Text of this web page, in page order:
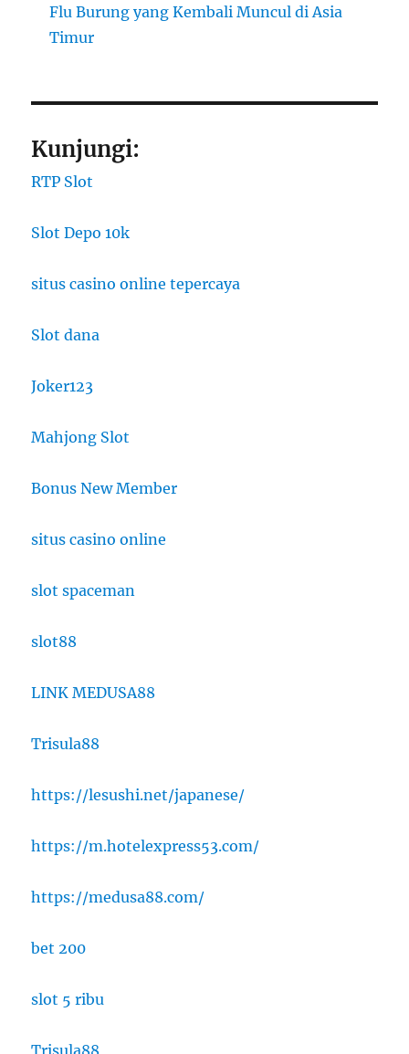
Flu Burung yang Kembali Muncul di Asia
Timur
Kunjungi:
RTP Slot
Slot Depo 10k
situs casino online tepercaya
Slot dana
Joker123
Mahjong Slot
Bonus New Member
situs casino online
slot spaceman
slot88
LINK MEDUSA88
Trisula88
https://lesushi.net/japanese/
https://m.hotelexpress53.com/
https://medusa88.com/
bet 200
slot 5 ribu